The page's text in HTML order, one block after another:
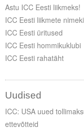
Astu ICC Eesti liikmeks!
ICC Eesti liikmete
ICC Eesti üritused
ICC Eesti hommikuklubi
ICC Eesti rahatäht
Uudised
ICC: USA uued
ettevõtteid